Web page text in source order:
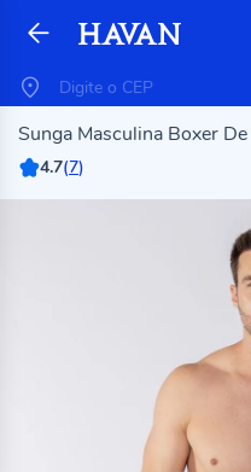
Sunga Masculina Boxer
4.7(7)